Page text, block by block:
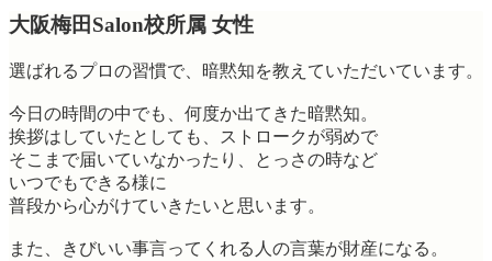
大阪梅田Salon校所属 女性
選ばれるプロの習慣で、暗黙知を教えていただいています。
今日の時間の中でも、何度か出てきた暗黙知。
挨拶はしていたとしても、ストロークが弱めで
そこまで届いていなかったり、とっさの時など
いつでもできる様に
普段から心がけていきたいと思います。
また、きびいい事言ってくれる人の言葉が財産になる。